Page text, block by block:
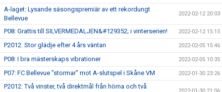
A-laget: Lysande säsongspremiär av ett rekordungt
Bellevue
2022-02-12 20:03
P08: Grattis till SILVERMEDALJEN&#129352; i vinterserien! 2022-02-12 15:15
P2012: Stor glädje efter 4 års väntan 2022-02-05 15:46
P08: I bra mästerskaps vibrationer 2022-02-05 10:35
P07: FC Bellevue ”stormar” mot A-slutspel i Skåne VM 2022-01-30 23:26
P2012: Två vinster, två direktmål från hörna och två